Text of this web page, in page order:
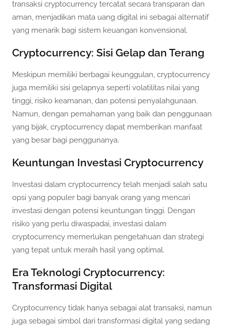
transaksi cryptocurrency tercatat secara transparan dan
aman, menjadikan mata uang digital ini sebagai alternatif
yang menarik bagi sistem keuangan konvensional.
Cryptocurrency: Sisi Gelap dan Terang
Meskipun memiliki berbagai keunggulan, cryptocurrency
juga memiliki sisi gelapnya seperti volatilitas nilai yang
tinggi, risiko keamanan, dan potensi penyalahgunaan.
Namun, dengan pemahaman yang baik dan penggunaan
yang bijak, cryptocurrency dapat memberikan manfaat
yang besar bagi penggunanya.
Keuntungan Investasi Cryptocurrency
Investasi dalam cryptocurrency telah menjadi salah satu
opsi yang populer bagi banyak orang yang mencari
investasi dengan potensi keuntungan tinggi. Dengan
risiko yang perlu diwaspadai, investasi dalam
cryptocurrency memerlukan pengetahuan dan strategi
yang tepat untuk meraih hasil yang optimal.
Era Teknologi Cryptocurrency:
Transformasi Digital
Cryptocurrency tidak hanya sebagai alat transaksi, namun
juga sebagai simbol dari transformasi digital yang sedang